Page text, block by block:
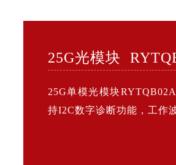
25G光模块
25G单模光模块
持I2C数字诊断功能，工作